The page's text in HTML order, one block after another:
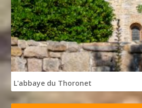
L'abbaye du Thoronet